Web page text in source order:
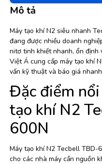
Mô tả
Máy tạo khí N2 siêu nhanh
đang được nhiều doanh
nitơ tinh khiết nhanh, ổn định
Việt Á cung cấp máy tạo khí
vấn kỹ thuật và báo giá
Đặc điểm
tạo khí N2
600N
Máy tạo khí N2 Tecbell TBD-
cho các nhà máy cần nguồn